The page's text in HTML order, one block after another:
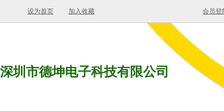
设为首页 加入收藏 会员登
深圳市德坤电子科技有限公司